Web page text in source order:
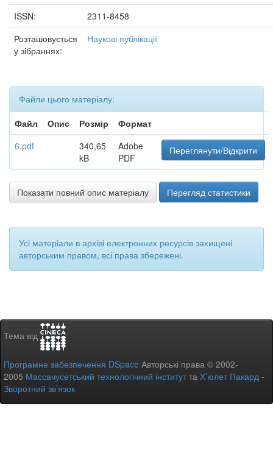
ISSN:
2311-8458
Розташовується
у зібраннях:
Наукові публікації
Файли цього матеріалу:
Файл
Опис Розмір
Формат
6.pdf
340,65
kB
Adobe
PDF
Переглянути/Відкрити
Показати повний опис матеріалу Перегляд статистики
Усі матеріали в архіві електронних ресурсів захищені
авторським правом, всі права збережені.
Тема від
Програмне забезпечення DSpace Авторські права © 2002-
2005 Массачусетський технологічний інститутта Х’юлет Пакард -
Зворотний зв’язок